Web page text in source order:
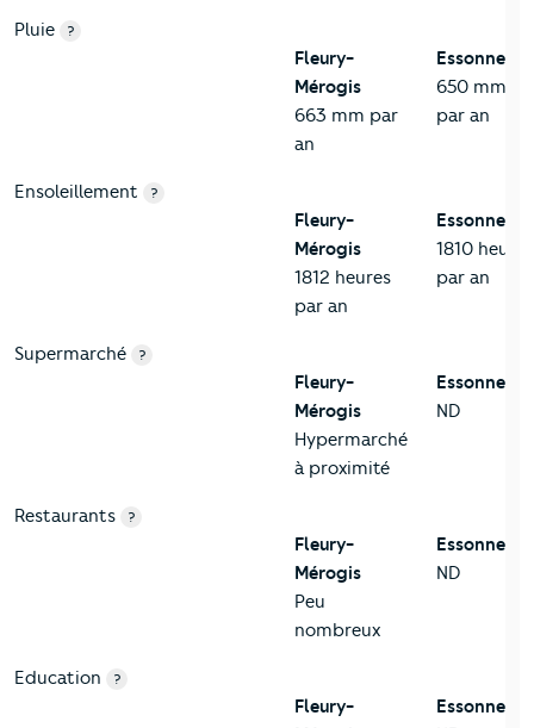
Pluie ?
Fleury-
Mérogis
663 mm par
an
Essonne
650 mm
par an
Ensoleillement ?
Fleury-
Mérogis
1812 heures
par an
Essonne
1810 heures
par an
Supermarché ?
Fleury-
Mérogis
Hypermarché
à proximité
Essonne
ND
Restaurants ?
Fleury-
Mérogis
Peu
nombreux
Essonne
ND
Education ?
Fleury-
Essonne